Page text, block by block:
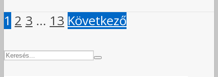
1 2 3 … 13 Következő